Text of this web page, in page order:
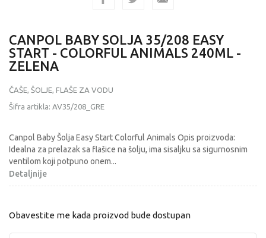
CANPOL BABY SOLJA 35/208 EASY
START - COLORFUL ANIMALS 240ML -
ZELENA
ČAŠE, ŠOLJE, FLAŠE ZA VODU
Šifra artikla: AV35/208_GRE
Canpol Baby Šolja Easy Start Colorful Animals Opis proizvoda:
Idealna za prelazak sa flašice na šolju, ima sisaljku sa sigurnosnim
ventilom koji potpuno onem...
Detaljnije
Obavestite me kada proizvod bude dostupan